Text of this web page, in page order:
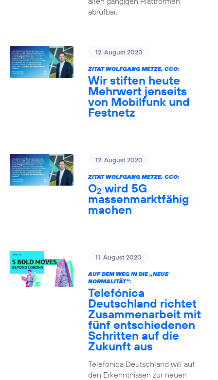
abrufbar.
12. August 2020
ZITAT WOLFGANG METZE, CCO:
Wir stiften heute
Mehrwert jenseits
von Mobilfunk und
Festnetz
12. August 2020
ZITAT WOLFGANG METZE, CCO:
O2 wird 5G
massenmarktfähig
machen
11. August 2020
AUF DEM WEG IN DIE „NEUE
NORMALITÄT“:
Telefónica
Deutschland richtet
Zusammenarbeit mit
fünf entschiedenen
Schritten auf die
Zukunft aus
Telefónica Deutschland will auf
den Erkenntnissen zur neuen